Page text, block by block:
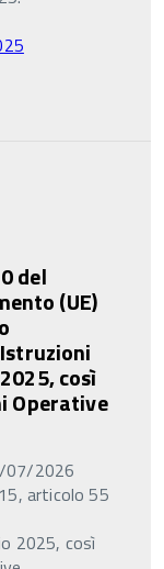
del
(UE)
così
Operative
07/2026
articolo 55
2025, così